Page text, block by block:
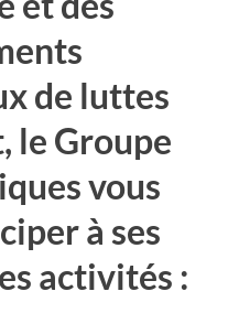
de luttes
le Groupe
vous
à ses
activités :